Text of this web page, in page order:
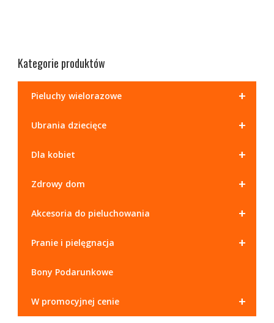
produktu
Kategorie produktów
+
Pieluchy wielorazowe
+
Ubrania dziecięce
+
Dla kobiet
+
Zdrowy dom
+
Akcesoria do pieluchowania
+
Pranie i pielęgnacja
Bony Podarunkowe
+
W promocyjnej cenie